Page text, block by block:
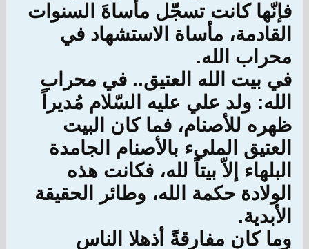
فإنّها كانت تسجّل مأساةَ السنوات
القادمة، مأساة الاستشهاد في
محراب الله.
في بيت الله العتيق.. في محراب
الله: ولد علي عليه السّلام مُديراً
ظهره للأصنام، فما كان البيت
العتيق المليء بالأصنام الجامدة
البلهاء إلاّ بيتاً لله، فكانت هذه
الولادة حكمة الله، وطائر الحقيقة
الأبدية.
وما كان مفارقةً أذهلا الناس